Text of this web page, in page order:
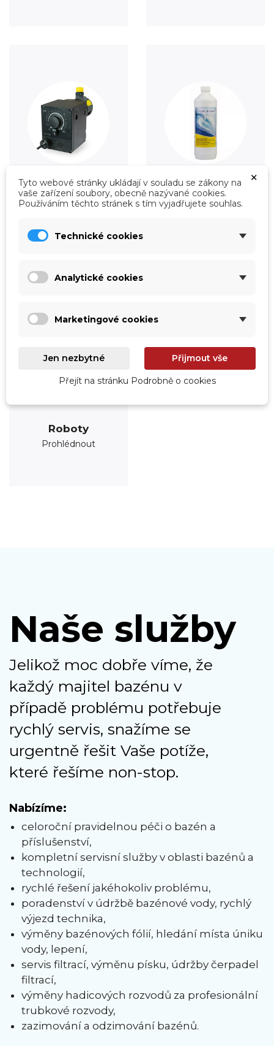
Úprava vody Údržba
Roboty
Prohlédnout
Naše služby
Jelikož moc dobře víme, že
každý majitel bazénu v
případě problému potřebuje
rychlý servis, snažíme se
urgentně řešit Vaše potíže,
které řešíme non-stop.
Nabízíme:
celoroční pravidelnou péči o bazén a
příslušenství,
kompletní servisní služby v oblasti bazénů a
technologií,
rychlé řešení jakéhokoliv problému,
poradenství v údržbě bazénové vody, rychlý
výjezd technika,
výměny bazénových fólií, hledání místa úniku
vody, lepení,
servis filtrací, výměnu písku, údržby čerpadel
filtrací,
výměny hadicových rozvodů za profesionální
trubkové rozvody,
zazimování a odzimování bazénů.
×
Tyto webové stránky ukládají v souladu se zákony na
vaše zařízení soubory, obecně nazývané cookies.
Používáním těchto stránek s tím vyjadřujete souhlas.
Technické cookies
Analytické cookies
Marketingové cookies
Jen nezbytné Přijmout vše
Přejít na stránku Podrobně o cookies